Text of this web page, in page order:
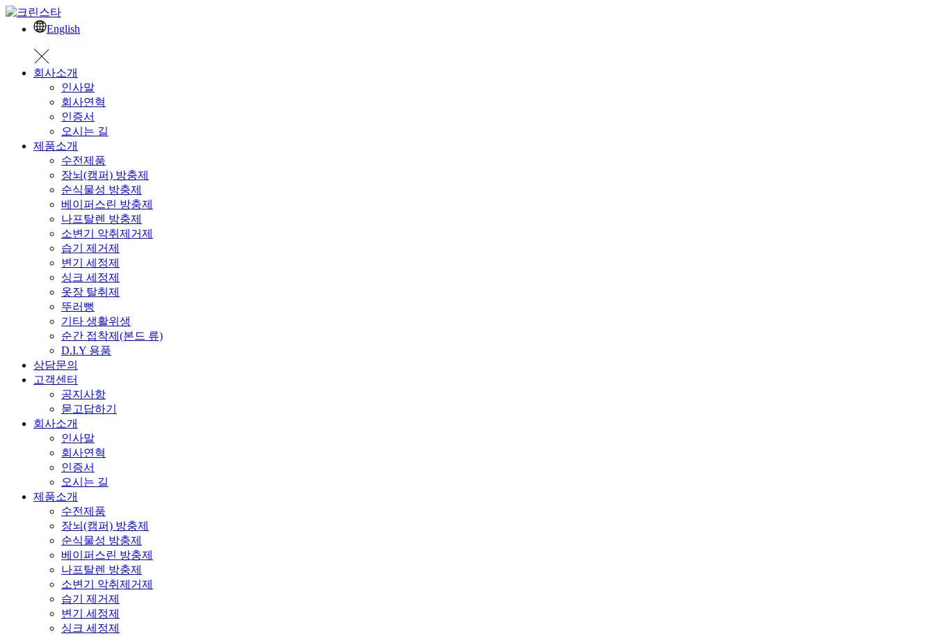
English
회사소개
인사말
회사연혁
인증서
오시는 길
제품소개
수전제품
장뇌(캠퍼) 방충제
순식물성 방충제
베이퍼스린 방충제
나프탈렌 방충제
소변기 악취제거제
습기 제거제
변기 세정제
싱크 세정제
옷장 탈취제
뚜러뻥
기타 생활위생
순간 접착제(본드 류)
D.I.Y 용품
상담문의
고객센터
공지사항
묻고답하기
회사소개
인사말
회사연혁
인증서
오시는 길
제품소개
수전제품
장뇌(캠퍼) 방충제
순식물성 방충제
베이퍼스린 방충제
나프탈렌 방충제
소변기 악취제거제
습기 제거제
변기 세정제
싱크 세정제